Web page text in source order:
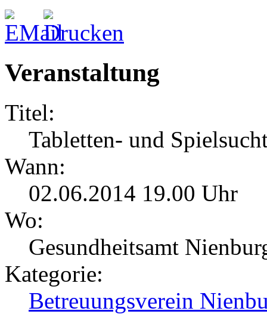
Veranstaltung
Titel:
Tabletten- und
Wann:
02.06.2014 19.00 Uhr
Wo:
Gesundheitsamt
Kategorie:
Betreuungsverein